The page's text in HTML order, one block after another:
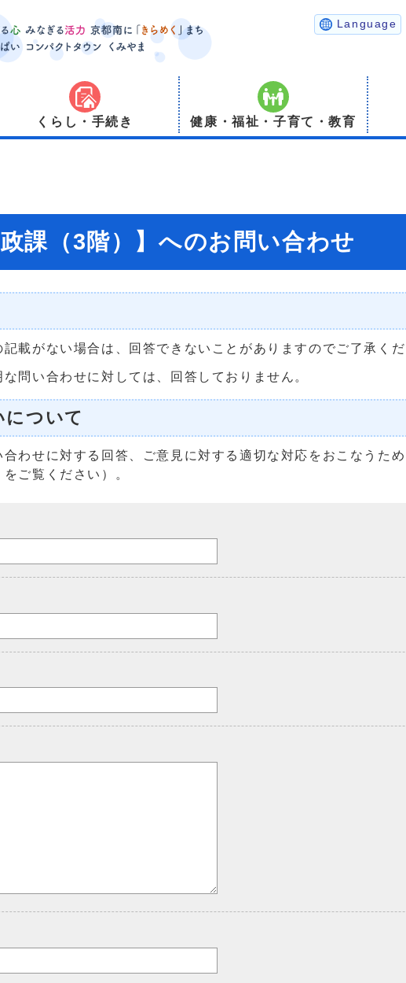
Language
くらし・手続き 健康・福祉・子育て・教育
政課（3階）】へのお問い合わせ
載がない場合は、回答できないことがありますのでご了承くだ
問い合わせに対しては、回答しておりません。
について
わせに対する回答、ご意見に対する適切な対応をおこなうた
をご覧ください）。